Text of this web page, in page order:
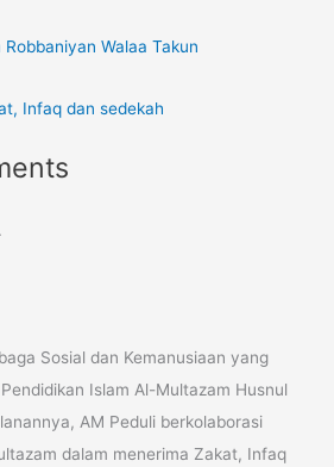
Walaa Takun
Infaq dan sedekah
Sosial dan Kemanusiaan yang
Islam Al-Multazam Husnul
AM Peduli berkolaborasi
dalam menerima Zakat, Infaq